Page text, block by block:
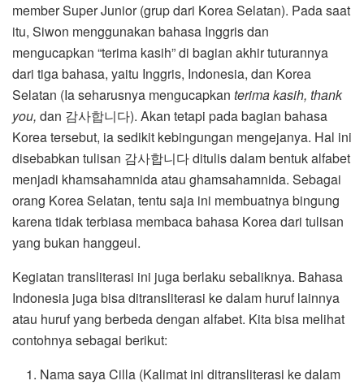
member Super Junior (grup dari Korea Selatan). Pada saat
itu, Siwon menggunakan bahasa Inggris dan
mengucapkan “terima kasih” di bagian akhir tuturannya
dari tiga bahasa, yaitu Inggris, Indonesia, dan Korea
Selatan (Ia seharusnya mengucapkan terima kasih, thank
you, dan 감사합니다). Akan tetapi pada bagian bahasa
Korea tersebut, ia sedikit kebingungan mengejanya. Hal ini
disebabkan tulisan 감사합니다ditulis dalam bentuk alfabet
menjadi khamsahamnida atau ghamsahamnida. Sebagai
orang Korea Selatan, tentu saja ini membuatnya bingung
karena tidak terbiasa membaca bahasa Korea dari tulisan
yang bukan hanggeul.
Kegiatan transliterasi ini juga berlaku sebaliknya. Bahasa
Indonesia juga bisa ditransliterasi ke dalam huruf lainnya
atau huruf yang berbeda dengan alfabet. Kita bisa melihat
contohnya sebagai berikut:
Nama saya Cilla (Kalimat ini ditransliterasi ke dalam